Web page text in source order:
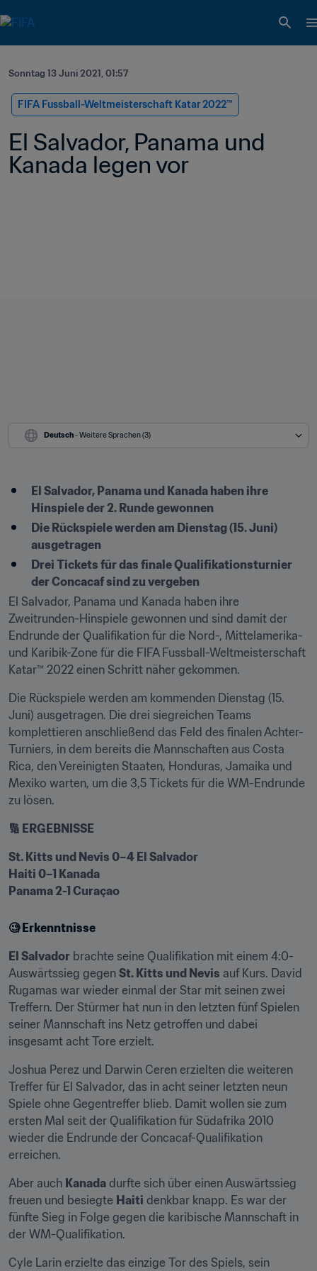
Sonntag 13 Juni 2021, 01:57
FIFA Fussball-Weltmeisterschaft Katar 2022™
El Salvador, Panama und
Kanada legen vor
Deutsch - Weitere Sprachen (3)
El Salvador, Panama und Kanada haben ihre
Hinspiele der 2. Runde gewonnen
Die Rückspiele werden am Dienstag (15. Juni)
ausgetragen
Drei Tickets für das finale Qualifikationsturnier
der Concacaf sind zu vergeben
El Salvador, Panama und Kanada haben ihre
Zweitrunden-Hinspiele gewonnen und sind damit der
Endrunde der Qualifikation für die Nord-, Mittelamerika-
und Karibik-Zone für die FIFA Fussball-Weltmeisterschaft
Katar™ 2022 einen Schritt näher gekommen.
Die Rückspiele werden am kommenden Dienstag (15.
Juni) ausgetragen. Die drei siegreichen Teams
komplettieren anschließend das Feld des finalen Achter-
Turniers, in dem bereits die Mannschaften aus Costa
Rica, den Vereinigten Staaten, Honduras, Jamaika und
Mexiko warten, um die 3,5 Tickets für die WM-Endrunde
zu lösen.
🔢 ERGEBNISSE
St. Kitts und Nevis 0–4 El Salvador
Haiti 0–1 Kanada
Panama 2-1 Curaçao
🧐 Erkenntnisse
El Salvador brachte seine Qualifikation mit einem 4:0-
Auswärtssieg gegen St. Kitts und Nevis auf Kurs. David
Rugamas war wieder einmal der Star mit seinen zwei
Treffern. Der Stürmer hat nun in den letzten fünf Spielen
seiner Mannschaft ins Netz getroffen und dabei
insgesamt acht Tore erzielt.
Joshua Perez und Darwin Ceren erzielten die weiteren
Treffer für El Salvador, das in acht seiner letzten neun
Spiele ohne Gegentreffer blieb. Damit wollen sie zum
ersten Mal seit der Qualifikation für Südafrika 2010
wieder die Endrunde der Concacaf-Qualifikation
erreichen.
Aber auch Kanada durfte sich über einen Auswärtssieg
freuen und besiegte Haiti denkbar knapp. Es war der
fünfte Sieg in Folge gegen die karibische Mannschaft in
der WM-Qualifikation.
Cyle Larin erzielte das einzige Tor des Spiels, sein